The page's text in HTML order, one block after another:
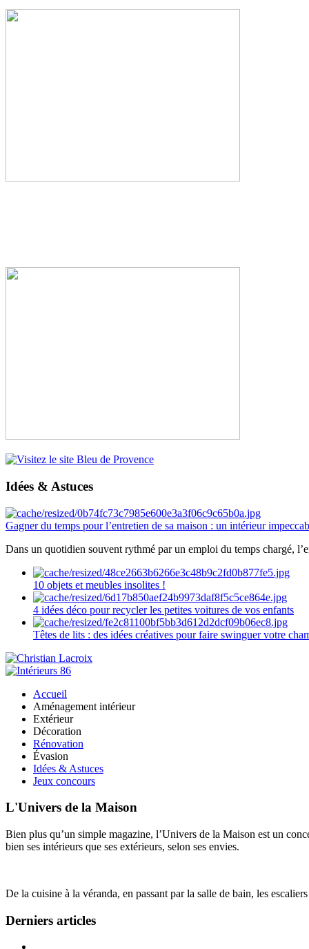
Idées & Astuces
Gagner du temps pour l’entretien de sa maison : un intérieur
Dans un quotidien souvent rythmé par un emploi du temps chargé,
10 objets et meubles insolites !
4 idées déco pour recycler les petites voitures de vos enfants
Têtes de lits : des idées créatives pour faire swinguer votre
Accueil
Aménagement intérieur
Extérieur
Décoration
Rénovation
Évasion
Idées & Astuces
Jeux concours
L'Univers de la Maison
Bien plus qu’un simple magazine, l’Univers de la Maison est un
bien ses intérieurs que ses extérieurs, selon ses envies.
De la cuisine à la véranda, en passant par la salle de bain, les
Derniers articles